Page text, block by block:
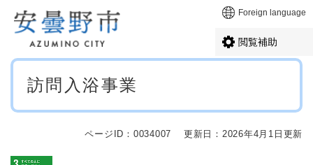
メニューを飛ばして本文へ Foreign language
閲覧補助
本
訪問入浴事業
ページID：0034007 更新日：2026年4月1日更新